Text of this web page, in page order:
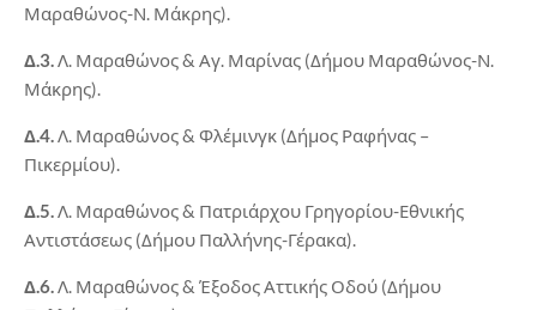
Μαραθώνος-Ν. Μάκρης).
Δ.3.Λ. Μαραθώνος & Αγ. Μαρίνας (Δήμου Μαραθώνος-Ν.
Μάκρης).
Δ.4.Λ. Μαραθώνος & Φλέμινγκ (Δήμος Ραφήνας –
Πικερμίου).
Δ.5.Λ. Μαραθώνος & Πατριάρχου Γρηγορίου-Εθνικής
Αντιστάσεως (Δήμου Παλλήνης-Γέρακα).
Δ.6.Λ. Μαραθώνος & Έξοδος Αττικής Οδού (Δήμου